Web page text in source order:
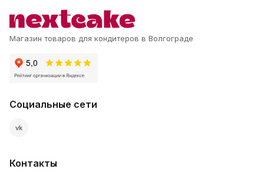
Магазин товаров для кондитеров в Волгограде
Социальные сети
vk
Контакты